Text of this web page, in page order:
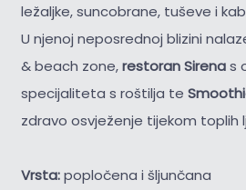
ležaljke, suncobrane, tuševe i
U njenoj neposrednoj blizini
& beach zone,restoran Sirenas
specijaliteta s roštilja te
zdravo osvježenje tijekom toplih
Vrsta:popločena i šljunčana